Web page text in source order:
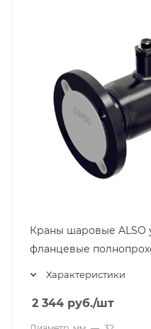
Краны шаровые ALSO
фланцевые
Характеристики
2 344 руб./шт